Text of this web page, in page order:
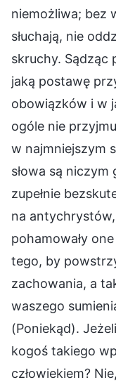
niemożliwa; bez
słuchają, nie
skruchy. Sądząc
jaką postawę
obowiązków i w
ogóle nie
w najmniejszym
słowa są niczym
zupełnie
na
pohamowały
tego, by
zachowania, a
waszego
(Poniekąd).
kogoś takiego
człowiekiem?